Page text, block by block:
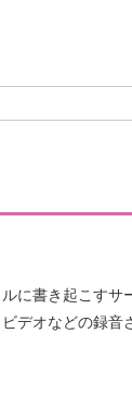
に書き起こす
デオなどの録音